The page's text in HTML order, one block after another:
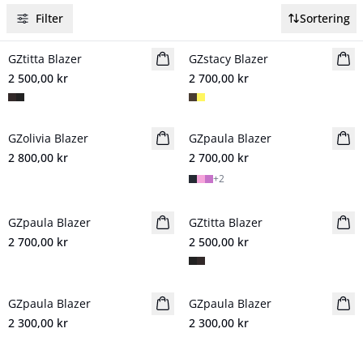
Filter Sortering
Nyhet
GZtitta Blazer
2 500,00 kr
Nyhet
GZstacy Blazer
2 700,00 kr
Nyhet
GZolivia Blazer
2 800,00 kr
Nyhet
GZpaula Blazer
2 700,00 kr
+2
Nyhet
GZpaula Blazer
2 700,00 kr
Nyhet
GZtitta Blazer
2 500,00 kr
Nyhet
GZpaula Blazer
2 300,00 kr
Nyhet
GZpaula Blazer
2 300,00 kr